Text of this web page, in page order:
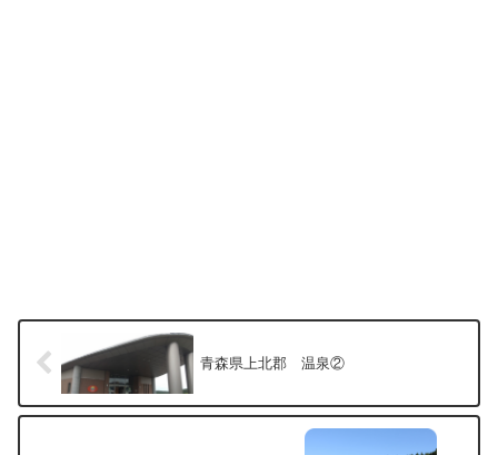
青森県上北郡 温泉②